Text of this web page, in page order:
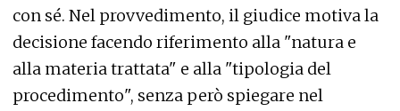
con sé. Nel provvedimento, il giudice motiva la
decisione facendo riferimento alla "natura e
alla materia trattata" e alla "tipologia del
procedimento", senza però spiegare nel